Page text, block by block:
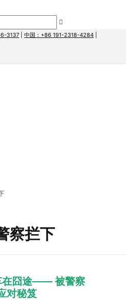
3137 中国：+86 191-2318-4284
察拦下
在囧途—— 被警察
对秘笈